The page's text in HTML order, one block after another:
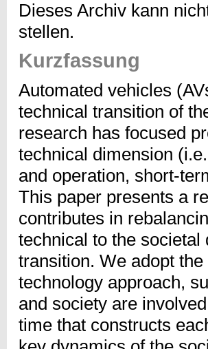
Dieses Archiv kann
stellen.
Kurzfassung
Automated vehicles
technical transition of
research has focused
technical dimension
and operation, short-
This paper presents a
contributes in
technical to the societal
transition. We adopt
technology approach,
and society are
time that constructs